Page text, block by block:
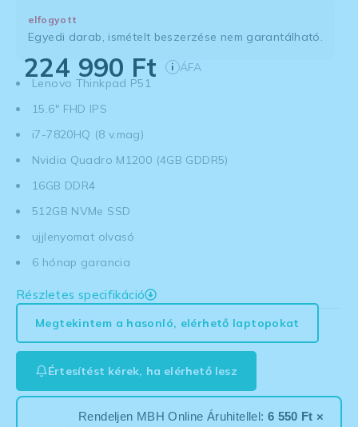
elfogyott
Egyedi darab, ismételt beszerzése nem garantálható.
224 990 Ft i ÁFA
Lenovo Thinkpad P51
15.6" FHD IPS
i7-7820HQ (8 v.mag)
Nvidia Quadro M1200 (4GB GDDR5)
16GB DDR4
512GB NVMe SSD
ujjlenyomat olvasó
6 hónap garancia
Részletes specifikáció
Megtekintem a hasonló, elérhető laptopokat
Értesítést kérek, ha elérhető lesz
Rendeljen MBH Online Áruhitellel: 6 550 Ft ×